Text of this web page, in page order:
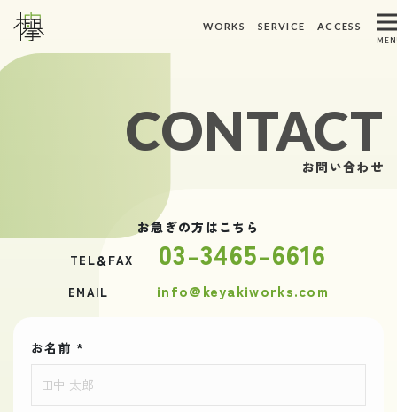
メインナビゲーション WORKS SERVICE ACCESS
WORKS
REQUEST
資料請求
CONTACT
お問い合わせ
お急ぎの方はこちら
TEL＆FAX 03-3465-6616
EMAIL info@keyakiworks.com
お名前*